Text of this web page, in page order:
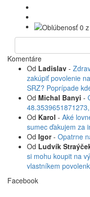
Komentáre
Od Ladislav -
zakúpiť povolenie
SRZ? Poprípade
Od Michal Banyi -
Od Karol - Aké
sumec ďakujem za
Od Igor- Opatrne
Od Ludvík
si mohu koupit na
vlastníkem
Facebook